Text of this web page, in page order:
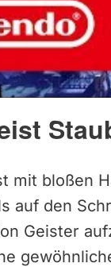
mit bloßen
auf den
Geister